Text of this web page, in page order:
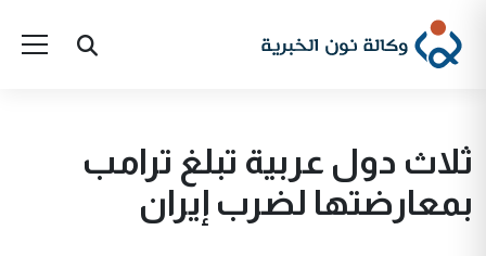
ثلاث دول عربية تبلغ ترامب
بمعارضتها لضرب إيران